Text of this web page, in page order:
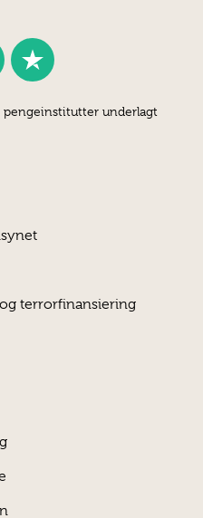
underlagt
terrorfinansiering